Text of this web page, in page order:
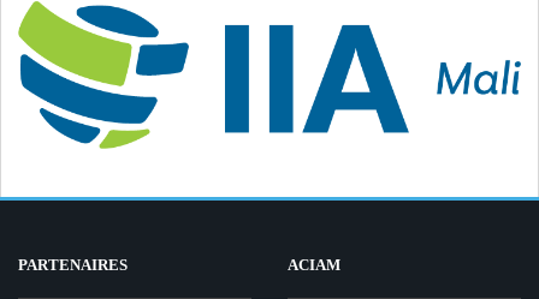
PARTENAIRES ACIAM